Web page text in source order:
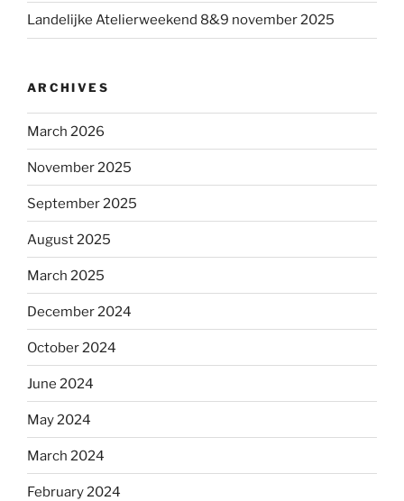
Landelijke Atelierweekend 8&9 november 2025
ARCHIVES
March 2026
November 2025
September 2025
August 2025
March 2025
December 2024
October 2024
June 2024
May 2024
March 2024
February 2024